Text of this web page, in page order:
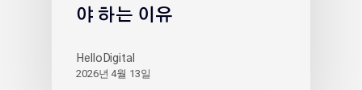
야 하는 이유
HelloDigital
2026년 4월 13일